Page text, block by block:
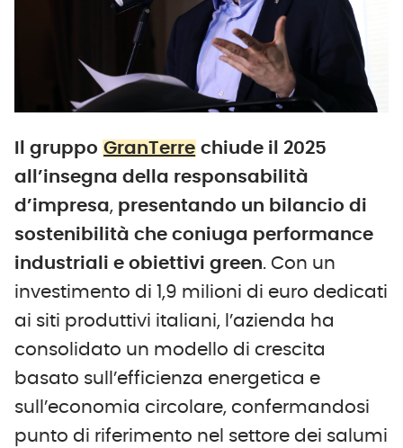
gruppo GranTerre chiude il 2025
all’insegna della responsabilità
d’impresa, presentando un bilancio di
sostenibilità che coniuga performance
industriali e obiettivi green. Con un
investimento di 1,9 milioni di euro dedicati
ai siti produttivi italiani, l’azienda ha
consolidato un modello di crescita
basato sull’efficienza energetica e
sull’economia circolare, confermandosi
punto di riferimento nel settore dei salumi